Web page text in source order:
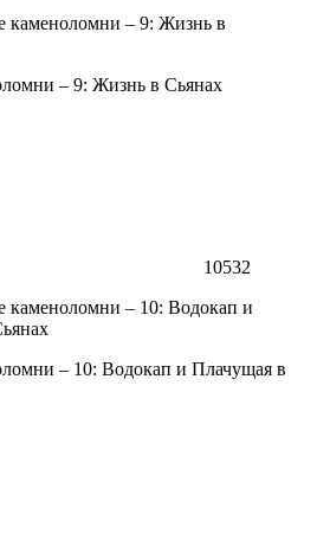
– 9: Жизнь в Сьянах
10532
– 10: Водокап и Плачущая в